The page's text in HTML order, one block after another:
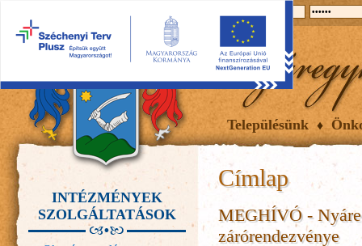
Településünk
Címlap
MEGHÍVÓ -
zárórendezvénye
INTÉZMÉNYEK
SZOLGÁLTATÁSOK